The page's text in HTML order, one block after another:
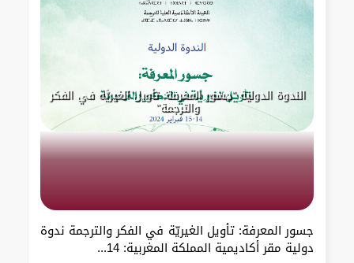
الندوة الدولية "جسور المعرفة: تأويل الغيريَّة في الفكر
والترجمة"
جسور المعرفة: تأويل الغيريّة في الفكر والترجمة ندوة
دولية مقر أكاديمية المملكة المغربية: 14...